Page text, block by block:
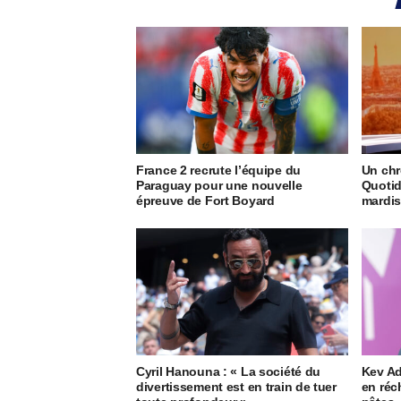
France 2 recrute l’équipe du
Paraguay pour une nouvelle
épreuve de Fort Boyard
Un
mardis
Cyril Hanouna : « La société du
divertissement est en train de tuer
Kev
en